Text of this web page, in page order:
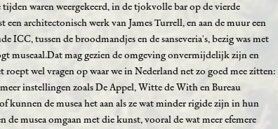
waren weergekeerd, in de tjokvolle bar op de vierde
architectonisch werk van James Turrell, en aan de muur een
ICC, tussen de broodmandjes en de sanseveria's, bezig was met
museaal.Dat mag gezien de omgeving onvermijdelijk zijn en
wel vragen op waar we in Nederland net zo goed mee zitten:
instellingen zoals De Appel, Witte de With en Bureau
kunnen de musea het aan als ze wat minder rigide zijn in hun
musea omgaan met die kunst, vooral de wat meer efemere